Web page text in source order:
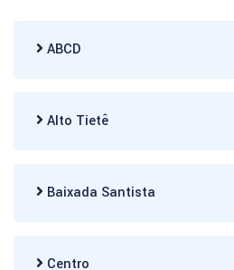
ABCD
Alto Tietê
Baixada Santista
Centro